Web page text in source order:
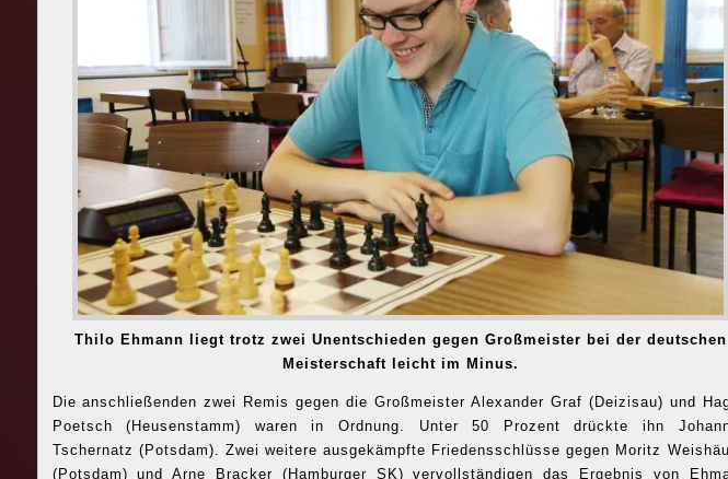
Thilo Ehmann liegt trotz zwei Unentschieden gegen Großmeister bei der deutschen
Meisterschaft leicht im Minus.
Die anschließenden zwei Remis gegen die Großmeister Alexander Graf (Deizisau) und
Poetsch (Heusenstamm) waren in Ordnung. Unter 50 Prozent drückte ihn
Tschernatz (Potsdam). Zwei weitere ausgekämpfte Friedensschlüsse gegen Moritz
(Potsdam) und Arne Bracker (Hamburger SK) vervollständigen das Ergebnis von